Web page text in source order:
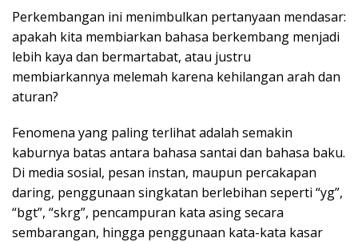
Perkembangan ini menimbulkan pertanyaan mendasar:
apakah kita membiarkan bahasa berkembang menjadi
lebih kaya dan bermartabat, atau justru
membiarkannya melemah karena kehilangan arah dan
aturan?
Fenomena yang paling terlihat adalah semakin
kaburnya batas antara bahasa santai dan bahasa baku.
Di media sosial, pesan instan, maupun percakapan
daring, penggunaan singkatan berlebihan seperti “yg”,
“bgt”, “skrg”, pencampuran kata asing secara
sembarangan, hingga penggunaan kata-kata kasar